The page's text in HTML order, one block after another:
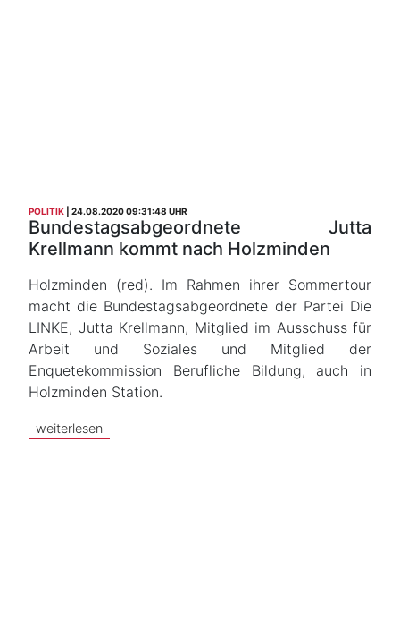
POLITIK 24.08.2020 09:31:48 UHR
Bundestagsabgeordnete Jutta
Krellmann kommt nach Holzminden
Holzminden (red). Im Rahmen ihrer Sommertour
macht die Bundestagsabgeordnete der Partei Die
LINKE, Jutta Krellmann, Mitglied im Ausschuss für
Arbeit und Soziales und Mitglied der
Enquetekommission Berufliche Bildung, auch in
Holzminden Station.
weiterlesen